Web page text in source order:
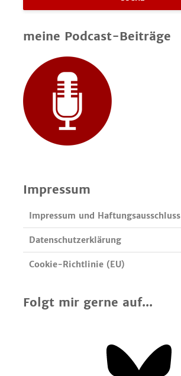
meine Podcast-Beiträge
Impressum
Impressum und Haftungsausschluss
Datenschutzerklärung
Cookie-Richtlinie (EU)
Folgt mir gerne auf...